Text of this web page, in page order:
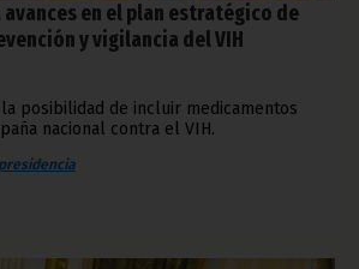
en el plan estratégico de
y vigilancia del VIH
posibilidad de incluir medicamentos
nacional contra el VIH.